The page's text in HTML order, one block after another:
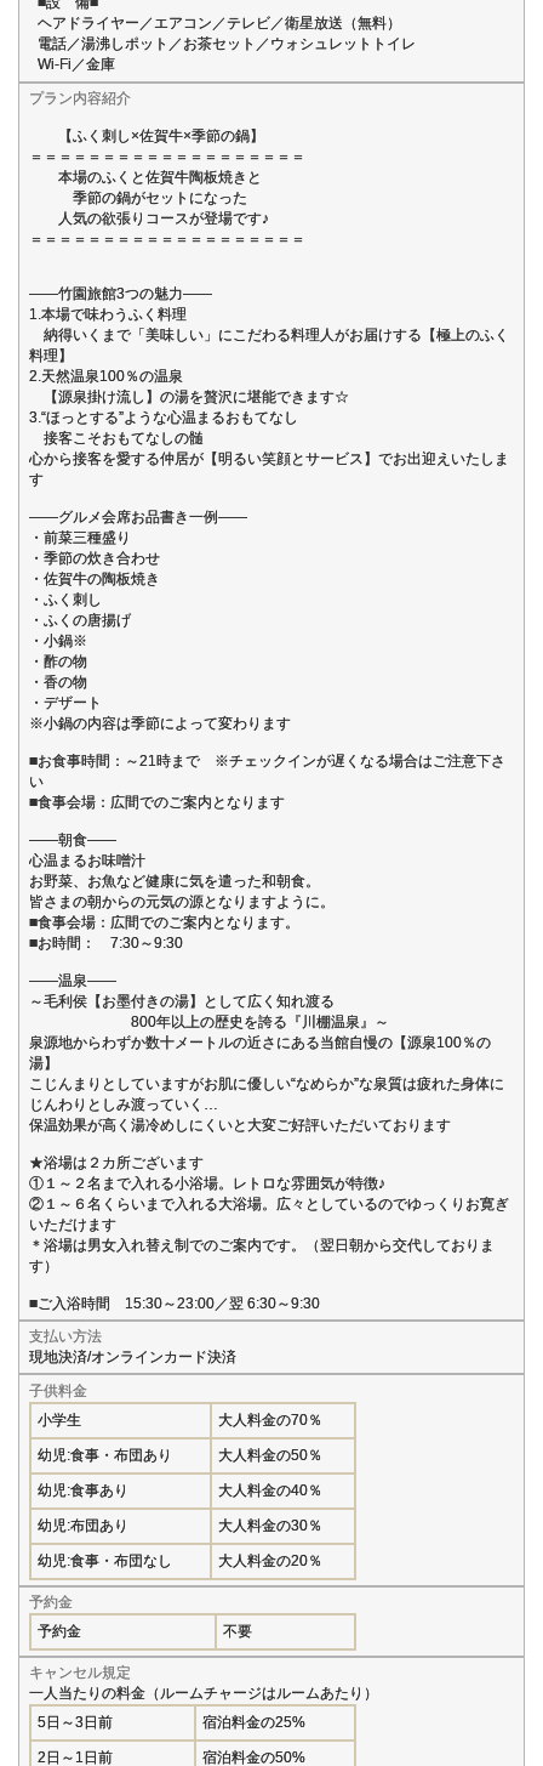
ヘアドライヤー／エアコン／テレビ／衛星放送（無料）
電話／湯沸しポット／お茶セット／ウォシュレットトイレ
Wi-Fi／金庫
プラン内容紹介
【ふく刺し×佐賀牛×季節の鍋】
＝＝＝＝＝＝＝＝＝＝＝＝＝＝＝＝＝＝＝
本場のふくと佐賀牛陶板焼きと
季節の鍋がセットになった
人気の欲張りコースが登場です♪
＝＝＝＝＝＝＝＝＝＝＝＝＝＝＝＝＝＝＝
――竹園旅館3つの魅力――
1.本場で味わうふく料理
納得いくまで「美味しい」にこだわる料理人がお届けする【極上のふく
料理】
2.天然温泉100％の温泉
【源泉掛け流し】の湯を贅沢に堪能できます☆
3.“ほっとする”ような心温まるおもてなし
接客こそおもてなしの髄
心から接客を愛する仲居が【明るい笑顔とサービス】でお出迎えいたしま
す
――グルメ会席お品書き一例――
・前菜三種盛り
・季節の炊き合わせ
・佐賀牛の陶板焼き
・ふく刺し
・ふくの唐揚げ
・小鍋※
・酢の物
・香の物
・デザート
※小鍋の内容は季節によって変わります
■お食事時間：～21時まで ※チェックインが遅くなる場合はご注意下さ
い
■食事会場：広間でのご案内となります
――朝食――
心温まるお味噌汁
お野菜、お魚など健康に気を遣った和朝食。
皆さまの朝からの元気の源となりますように。
■食事会場：広間でのご案内となります。
■お時間： 7:30～9:30
――温泉――
～毛利侯【お墨付きの湯】として広く知れ渡る
800年以上の歴史を誇る『川棚温泉』～
泉源地からわずか数十メートルの近さにある当館自慢の【源泉100％の
湯】
こじんまりとしていますがお肌に優しい“なめらか”な泉質は疲れた身体に
じんわりとしみ渡っていく…
保温効果が高く湯冷めしにくいと大変ご好評いただいております
★浴場は２カ所ございます
①１～２名まで入れる小浴場。レトロな雰囲気が特徴♪
②１～６名くらいまで入れる大浴場。広々としているのでゆっくりお寛ぎ
いただけます
＊浴場は男女入れ替え制でのご案内です。（翌日朝から交代しておりま
す）
■ご入浴時間 15:30～23:00／翌 6:30～9:30
支払い方法
現地決済/オンラインカード決済
子供料金
小学生
大人料金の70％
幼児:食事・布団あり 大人料金の50％
幼児:食事あり 大人料金の40％
幼児:布団あり 大人料金の30％
幼児:食事・布団なし 大人料金の20％
予約金
予約金
不要
キャンセル規定
一人当たりの料金（ルームチャージはルームあたり）
5日～3日前
宿泊料金の25%
2日～1日前 宿泊料金の50%